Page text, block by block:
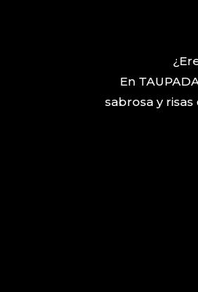
En
sabrosa y